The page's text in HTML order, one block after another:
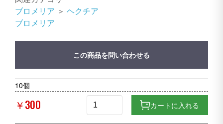
ブロメリア ＞ ヘクチア
ブロメリア
この商品を問い合わせる
10個
￥300 カートに入れる